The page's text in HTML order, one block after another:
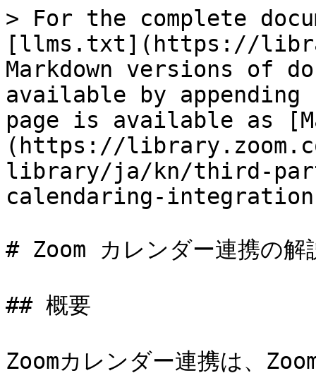
> For the complete
[llms.txt](https://
Markdown versions of
available by
page is available as
(https://
library/ja/kn/third-
calendaring-
# Zoom カレンダー連携の解
## 概要
Zoomカレンダー連携は、